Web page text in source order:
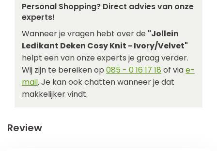
Personal Shopping? Direct advies van onze
experts!
Wanneer je vragen hebt over de "Jollein
Ledikant Deken Cosy Knit - Ivory/Velvet"
helpt een van onze experts je graag verder.
Wij zijn te bereiken op 085 - 0 16 17 18 of viae-
mail. Je kan ook chatten wanneer je dat
makkelijker vindt.
Review